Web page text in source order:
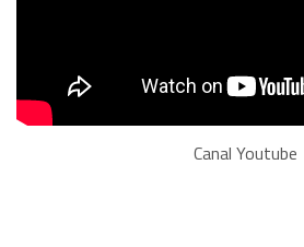
Canal Youtube